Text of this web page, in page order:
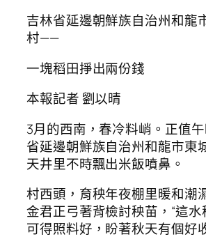
吉林省延邊朝鮮族自治州和龍
村——
一塊稻田掙出兩份錢
本報記者 劉以晴
3月的西南，春冷料峭。正值
省延邊朝鮮族自治州和龍市東
天井里不時飄出米飯噴鼻。
村西頭，育秧年夜棚里暖和潮
金君正弓著背檢討秧苗，“這水
可得照料好，盼著秋天有個好